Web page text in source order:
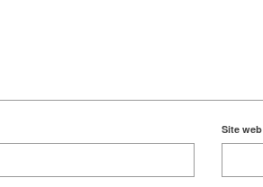
Site web